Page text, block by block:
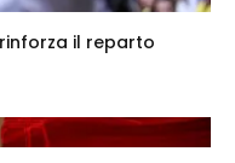
il reparto